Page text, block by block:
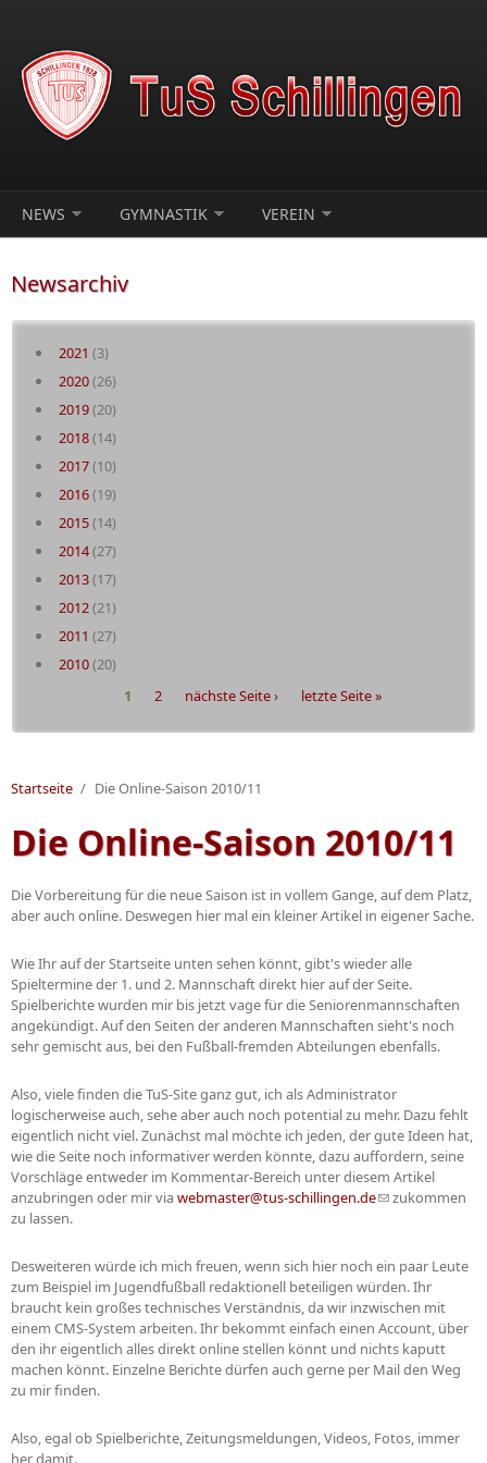
NEWS GYMNASTIK VEREIN
Newsarchiv
2021 (3)
2020(26)
2019(20)
2018(14)
2017(10)
2016(19)
2015(14)
2014(27)
2013(17)
2012(21)
2011 (27)
2010(20)
1 2 nächste Seite › letzte Seite »
Startseite / Die Online-Saison 2010/11
Die Online-Saison 2010/11
Die Vorbereitung für die neue Saison ist in vollem Gange, auf dem Platz,
aber auch online. Deswegen hier mal ein kleiner Artikel in eigener Sache.
Wie Ihr auf der Startseite unten sehen könnt, gibt's wieder alle
Spieltermine der 1. und 2. Mannschaft direkt hier auf der Seite.
Spielberichte wurden mir bis jetzt vage für die Seniorenmannschaften
angekündigt. Auf den Seiten der anderen Mannschaften sieht's noch
sehr gemischt aus, bei den Fußball-fremden Abteilungen ebenfalls.
Also, viele finden die TuS-Site ganz gut, ich als Administrator
logischerweise auch, sehe aber auch noch potential zu mehr. Dazu fehlt
eigentlich nicht viel. Zunächst mal möchte ich jeden, der gute Ideen hat,
wie die Seite noch informativer werden könnte, dazu auffordern, seine
Vorschläge entweder im Kommentar-Bereich unter diesem Artikel
anzubringen oder mir via webmaster@tus-schillingen.de(Link sendet E-
zukommen
zu lassen.
Desweiteren würde ich mich freuen, wenn sich hier noch ein paar Leute
zum Beispiel im Jugendfußball redaktionell beteiligen würden. Ihr
braucht kein großes technisches Verständnis, da wir inzwischen mit
einem CMS-System arbeiten. Ihr bekommt einfach einen Account, über
den ihr eigentlich alles direkt online stellen könnt und nichts kaputt
machen könnt. Einzelne Berichte dürfen auch gerne per Mail den Weg
zu mir finden.
Also, egal ob Spielberichte, Zeitungsmeldungen, Videos, Fotos, immer